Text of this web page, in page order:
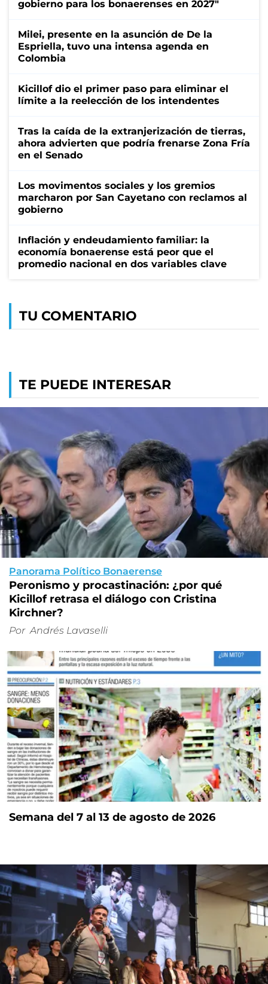
gobierno para los bonaerenses en 2027"
Milei, presente en la asunción de De la
Espriella, tuvo una intensa agenda en
Colombia
Kicillof dio el primer paso para eliminar el
límite a la reelección de los intendentes
Tras la caída de la extranjerización de tierras,
ahora advierten que podría frenarse Zona Fría
en el Senado
Los movimentos sociales y los gremios
marcharon por San Cayetano con reclamos al
gobierno
Inflación y endeudamiento familiar: la
economía bonaerense está peor que el
promedio nacional en dos variables clave
TU COMENTARIO
TE PUEDE INTERESAR
Panorama Político Bonaerense
Peronismo y procastinación: ¿por qué
Kicillof retrasa el diálogo con Cristina
Kirchner?
Por Andrés Lavaselli
Semana del 7 al 13 de agosto de 2026